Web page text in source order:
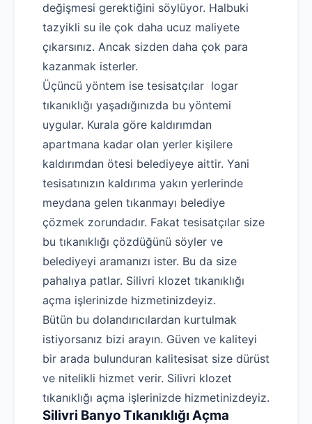
değişmesi gerektiğini söylüyor. Halbuki
tazyikli su ile çok daha ucuz maliyete
çıkarsınız. Ancak sizden daha çok para
kazanmak isterler.
Üçüncü yöntem ise tesisatçılar logar
tıkanıklığı yaşadığınızda bu yöntemi
uygular. Kurala göre kaldırımdan
apartmana kadar olan yerler kişilere
kaldırımdan ötesi belediyeye aittir. Yani
tesisatınızın kaldırıma yakın yerlerinde
meydana gelen tıkanmayı belediye
çözmek zorundadır. Fakat tesisatçılar size
bu tıkanıklığı çözdüğünü söyler ve
belediyeyi aramanızı ister. Bu da size
pahalıya patlar. Silivri klozet tıkanıklığı
açma işlerinizde hizmetinizdeyiz.
Bütün bu dolandırıcılardan kurtulmak
istiyorsanız bizi arayın. Güven ve kaliteyi
bir arada bulunduran kalitesisat size dürüst
ve nitelikli hizmet verir. Silivri klozet
tıkanıklığı açma işlerinizde hizmetinizdeyiz.
Silivri Banyo Tıkanıklığı Açma